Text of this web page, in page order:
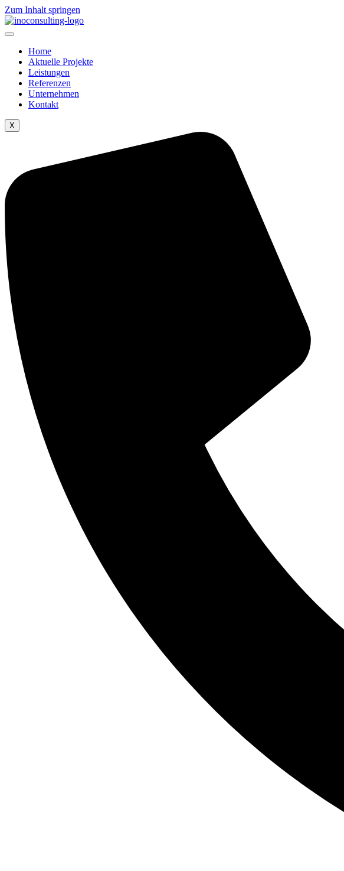
Zum Inhalt springen
Home
Aktuelle Projekte
Leistungen
Referenzen
Unternehmen
Kontakt
X